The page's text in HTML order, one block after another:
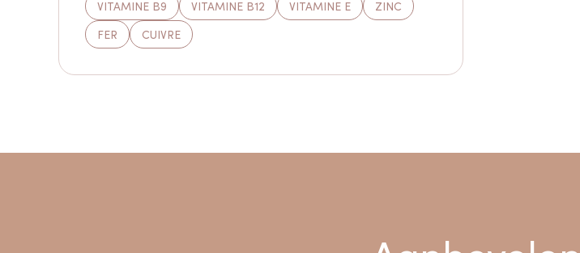
VITAMINE B9
VITAMINE B12 VITAMINE E
ZINC
FER
CUIVRE